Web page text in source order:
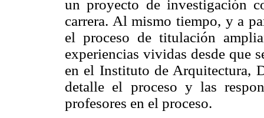
un proyecto de investigación
carrera. Al mismo tiempo, y a
el proceso de titulación
experiencias vividas desde que
en el Instituto de Arquitectura,
detalle el proceso y las
profesores en el proceso.